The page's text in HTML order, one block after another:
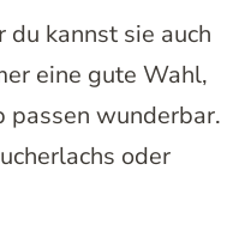
du kannst sie auch
eine gute Wahl,
passen wunderbar.
oder